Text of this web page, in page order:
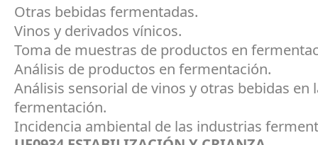
Otras bebidas fermentadas.
Vinos y derivados vínicos.
Toma de muestras de productos en
Análisis de productos en fermentación.
Análisis sensorial de vinos y otras bebidas en
fermentación.
Incidencia ambiental de las industrias